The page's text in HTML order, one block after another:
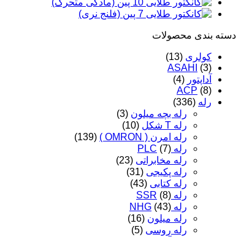
دسته‌ بندی محصولات
کولری (13)
ASAHI
(3)
آداپتور (4)
ACP (8)
رله (336)
رله بچه میلون (3)
رله T شکل
(10)
رله امرن ( OMRON )
(139)
رله PLC (7)
رله مخابراتی (23)
رله پکیجی (31)
رله کتابی (43)
رله SSR (8)
رله NHG (43)
رله میلون (16)
رله روسی (5)